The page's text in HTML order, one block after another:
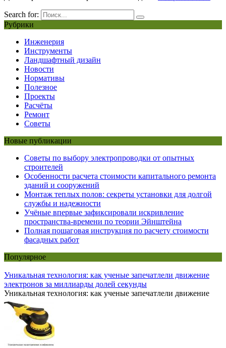
Search for:
Рубрики
Инженерия
Инструменты
Ландшафтный дизайн
Новости
Нормативы
Полезное
Проекты
Расчёты
Ремонт
Советы
Новые публикации
Советы по выбору электропроводки от опытных
строителей
Особенности расчета стоимости капитального ремонта
зданий и сооружений
Монтаж теплых полов: секреты установки для долгой
службы и надежности
Учёные впервые зафиксировали искривление
пространства-времени по теории Эйнштейна
Полная пошаговая инструкция по расчету стоимости
фасадных работ
Популярное
Уникальная технология: как ученые запечатлели движение
электронов за миллиарды долей секунды
Уникальная технология: как ученые запечатлели движение